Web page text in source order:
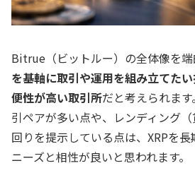
Bitrue（ビットルー）の全体像を端
を基軸に取引や運用を組み立てた
便性が高い取引所だと考えられま
引ペアが多い点や、レンディング
回りを提示している点は、XRPを
ニーズと相性が良いと思われます。